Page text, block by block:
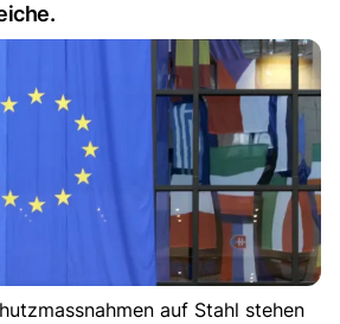
auf Stahl stehen